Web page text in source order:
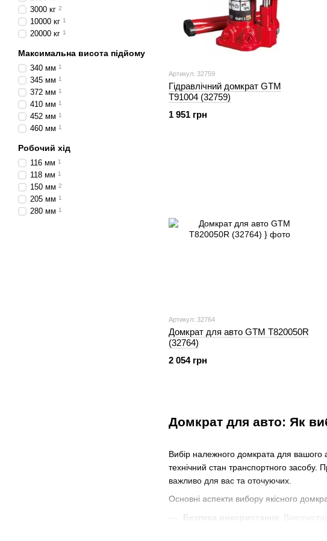
Домкрат для авто: Як
Вибір належного домкрата для вашого
технічний стан транспортного засобу.
важливо для вас та оточуючих.
Основні аспекти вибору якісного
Безпека використання
:
Артикул: 32759
Гідравлічний домкрат GTM
Т91004 (32759)
1 951 грн
Артикул: 32764
Домкрат для авто GTM T820050R
(32764)
2 054 грн
3000 кг 2
10000 кг 1
20000 кг 1
Максимальна висота підйому
340 мм 1
345 мм 1
372 мм 1
410 мм 1
452 мм 1
460 мм 1
Робочий хід
116 мм 1
118 мм 1
150 мм 2
205 мм 1
280 мм 1